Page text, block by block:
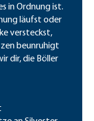
in Ordnung ist.
läufst oder
versteckst,
beunruhigt
dir, die Böller